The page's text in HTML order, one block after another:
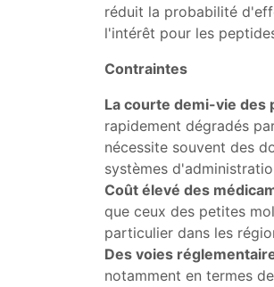
réduit la probabilité
l'intérêt pour les
Contraintes
La courte demi-vie des
rapidement dégradés
nécessite souvent des
systèmes
Coût élevé des
que ceux des petites
particulier dans les
Des voies
notamment en termes